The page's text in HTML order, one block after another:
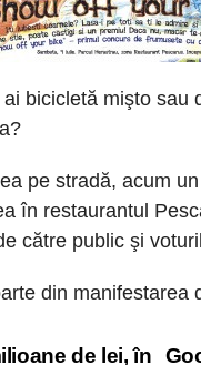
bicicletă mişto sau
pe stradă, acum
în restaurantul
către public şi
din manifestarea
de lei, în